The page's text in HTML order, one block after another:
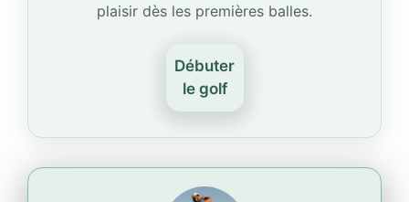
plaisir dès les premières balles.
Débuter
le golf